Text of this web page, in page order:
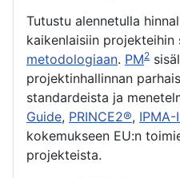
Tutustu alennetulla
kaikenlaisiin projekteihin
metodologiaan. PM2
projektinhallinnan
standardeista ja
Guide, PRINCE2®, IPMA-
kokemukseen EU:n
projekteista.